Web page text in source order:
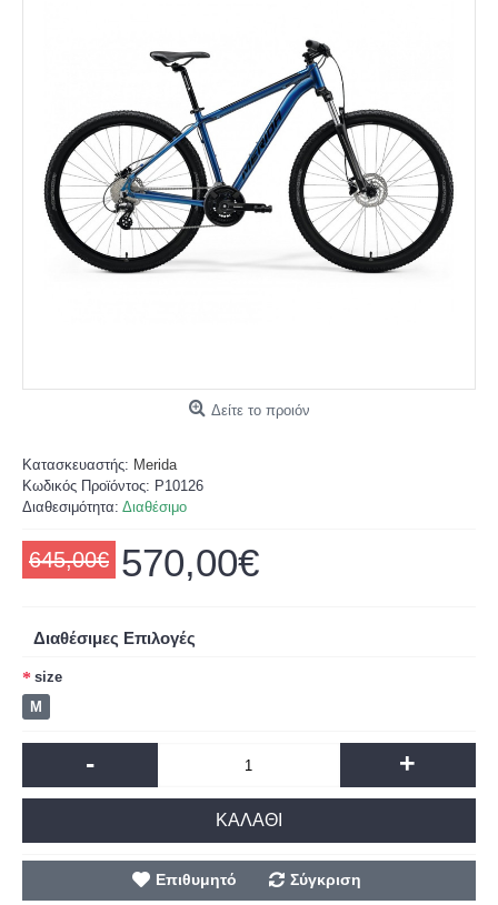
Δείτε το προιόν
Κατασκευαστής: Merida
Κωδικός Προϊόντος: P10126
Διαθεσιμότητα: Διαθέσιμο
645,00€ 570,00€
Διαθέσιμες Επιλογές
size
M
- +
ΚΑΛΆΘΙ
Επιθυμητό Σύγκριση